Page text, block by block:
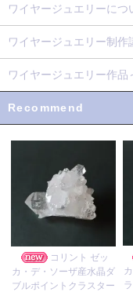
ワイヤージュエリーに
ワイヤージュエリー制作
ワイヤージュエリー作品
Recommend
コリント ゼッ
カ・デ・ソーザ産水晶ダ
ブルポイントクラスター